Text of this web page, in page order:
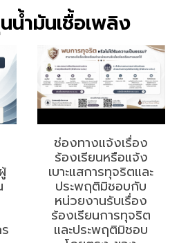
ำมันเชื้อเพลิง
ช่องทางแจ้งเรื่อง
ร้องเรียนหรือแจ้ง
เบาะแสการทุจริตและ
ประพฤติมิชอบกับ
หน่วยงานรับเรื่อง
ร้องเรียนการทุจริต
และประพฤติมิชอบ